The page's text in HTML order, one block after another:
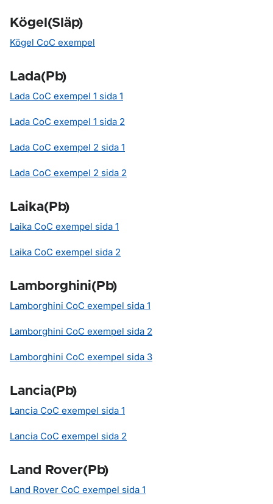
Kögel(Släp)
Kögel CoC exempel
Lada(Pb)
Lada CoC exempel 1 sida 1
Lada CoC exempel 1 sida 2
Lada CoC exempel 2 sida 1
Lada CoC exempel 2 sida 2
Laika(Pb)
Laika CoC exempel sida 1
Laika CoC exempel sida 2
Lamborghini(Pb)
Lamborghini CoC exempel sida 1
Lamborghini CoC exempel sida 2
Lamborghini CoC exempel sida 3
Lancia(Pb)
Lancia CoC exempel sida 1
Lancia CoC exempel sida 2
Land Rover(Pb)
Land Rover CoC exempel sida 1